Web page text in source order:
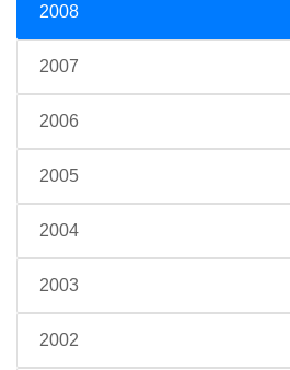
2008
2007
2006
2005
2004
2003
2002